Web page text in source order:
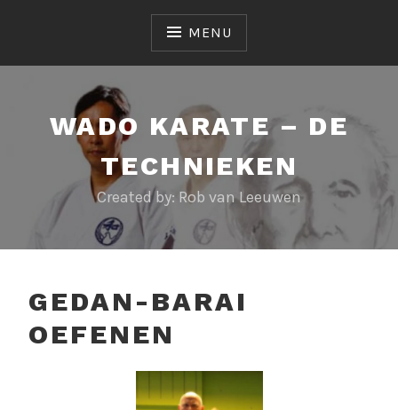
MENU
WADO KARATE – DE
TECHNIEKEN
Created by: Rob van Leeuwen
GEDAN-BARAI
OEFENEN